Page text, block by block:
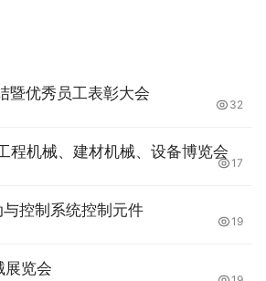
带您了解更多相关内容。
暨优秀员工表彰大会
32
程机械、建材机械、设备博览会
17
控制系统控制元件
19
展览会